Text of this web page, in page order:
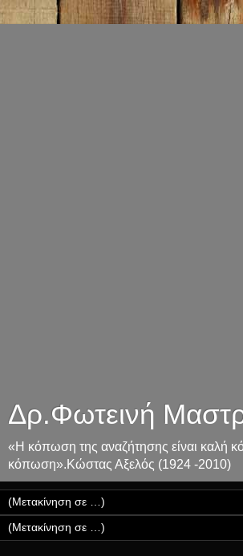
Δρ.Φωτεινή
«Η κόπωση της αναζήτησης είναι καλή
κόπωση».Κώστας Αξελός (1924 -2010)